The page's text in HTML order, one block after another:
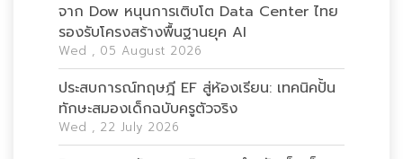
จาก Dow หนุนการเติบโต Data Center ไทย
รองรับโครงสร้างพื้นฐานยุค AI
Wed , 05 August 2026
ประสบการณ์ทฤษฎี EF สู่ห้องเรียน: เทคนิคปั้น
ทักษะสมองเด็กฉบับครูตัวจริง
Wed , 22 July 2026